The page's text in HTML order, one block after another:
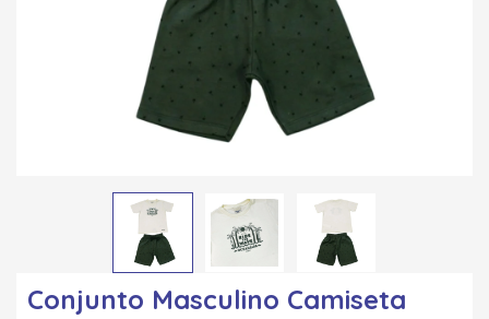
Conjunto Masculino Camiseta